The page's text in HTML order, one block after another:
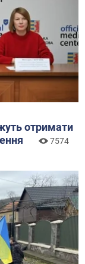
отримати
7574